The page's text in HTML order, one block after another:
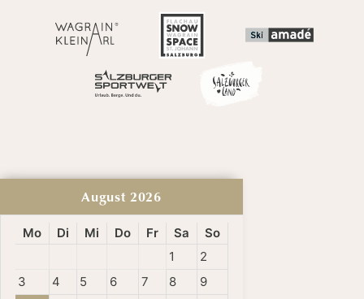
August 2026
Mo Di Mi Do Fr Sa
So
1
2
3
4 5 6 7 8
9